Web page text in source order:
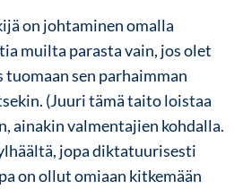
on johtaminen omalla
muilta parasta vain, jos olet
sen parhaimman
(Juuri tämä taito loistaa
ainakin valmentajien kohdalla.
jopa diktatuurisesti
on ollut omiaan kitkemään